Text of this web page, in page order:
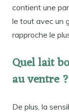
contient une
le tout avec un
rapproche le
Quel lait
au ventre ?
De plus, la